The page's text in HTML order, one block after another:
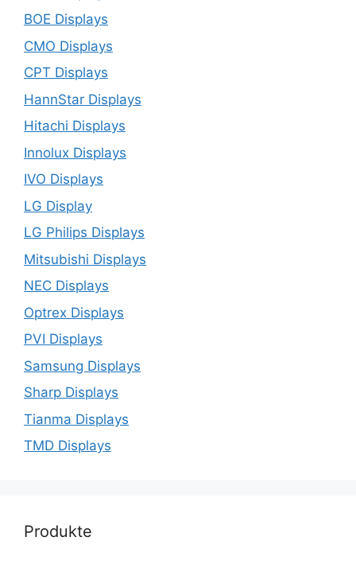
BOE Displays
CMO Displays
CPT Displays
HannStar Displays
Hitachi Displays
Innolux Displays
IVO Displays
LG Display
LG Philips Displays
Mitsubishi Displays
NEC Displays
Optrex Displays
PVI Displays
Samsung Displays
Sharp Displays
Tianma Displays
TMD Displays
Produkte